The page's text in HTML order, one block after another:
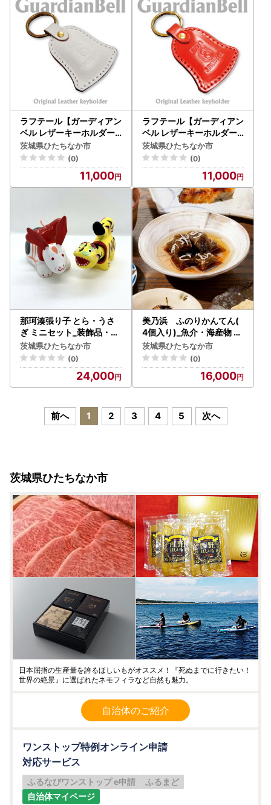
ラフテール【ガーディアン
ベル レザーキーホルダー
】ホワイト_雑貨 _【1482
955】
茨城県ひたちなか市
(0)
11,000
ラフテール【ガーディアン
ベル レザーキーホルダー
】オレンジ_雑貨 _【1482
961】
茨城県ひたちなか市
(0)
11,000
那珂湊張り子 とら・うさ
ぎ ミニセット_装飾品・工
芸品 _【1460811】
茨城県ひたちなか市
(0)
24,000
美乃浜 ふのりかんてん(
4個入り)_魚介・海産物 海
苔・海藻 _【配送不可地域
：離島】【1496705】
茨城県ひたちなか市
(0)
16,000
前へ 1 2 3 4 5 次へ
茨城県ひたちなか市
日本屈指の生産量を誇るほしいもがオススメ！『死ぬまでに行きたい！
世界の絶景』に選ばれたネモフィラなど自然も魅力。
自治体のご紹介
ワンストップ特例オンライン申請
対応サービス
ふるなびワンストップ e申請
ふるまど
自治体マイページ